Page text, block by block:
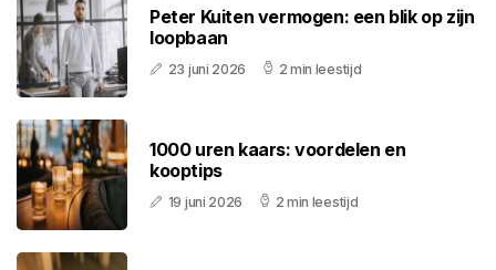
Peter Kuiten vermogen: een blik op zijn
loopbaan
23 juni 2026 2 min leestijd
1000 uren kaars: voordelen en
kooptips
19 juni 2026 2 min leestijd